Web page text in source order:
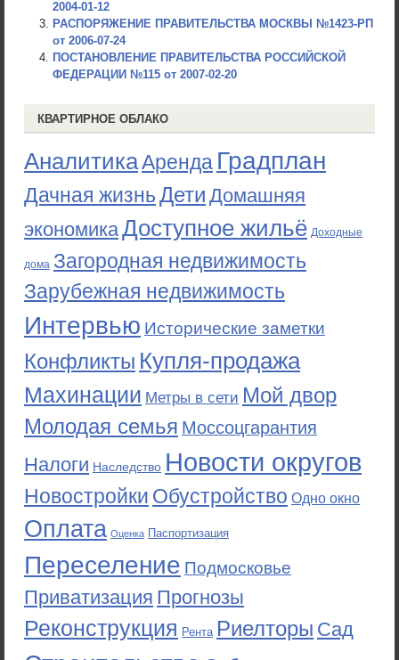
2004-01-12
РАСПОРЯЖЕНИЕ ПРАВИТЕЛЬСТВА МОСКВЫ №1423-РП
от 2006-07-24
ПОСТАНОВЛЕНИЕ ПРАВИТЕЛЬСТВА РОССИЙСКОЙ
ФЕДЕРАЦИИ №115 от 2007-02-20
КВАРТИРНОЕ ОБЛАКО
АналитикаАренда Градплан
Дачная жизньДети Домашняя
экономикаДоступное жильё Доходные
дома Загородная недвижимость
Зарубежная недвижимость
Интервью Исторические заметки
Конфликты Купля-продажа
Махинации Метры в сети Мой двор
Молодая семья Моссоцгарантия
Налоги Наследство Новости округов
Новостройки Обустройство Одно окно
Оплата Оценка Паспортизация
Переселение Подмосковье
Приватизация Прогнозы
Реконструкция Рента Риелторы Сад